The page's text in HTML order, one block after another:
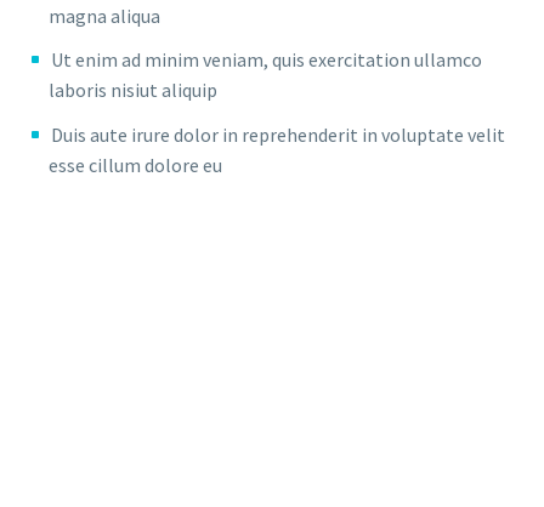
magna aliqua
Ut enim ad minim veniam, quis exercitation ullamco
laboris nisiut aliquip
Duis aute irure dolor in reprehenderit in voluptate velit
esse cillum dolore eu